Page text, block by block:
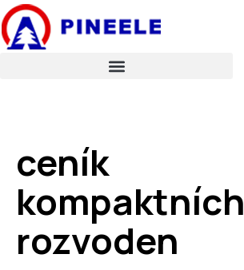
Přeskočit
na
obsah
ceník
kompaktních
rozvoden